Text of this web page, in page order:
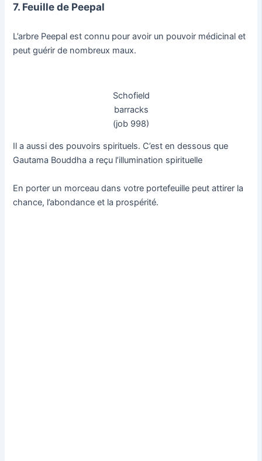
7. Feuille de Peepal
L’arbre Peepal est connu pour avoir un pouvoir médicinal et
peut guérir de nombreux maux.
Schofield
barracks
(job 998)
Il a aussi des pouvoirs spirituels. C’est en dessous que
Gautama Bouddha a reçu l’illumination spirituelle
En porter un morceau dans votre portefeuille peut attirer la
chance, l’abondance et la prospérité.